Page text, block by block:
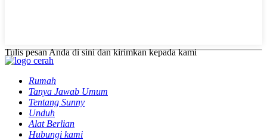
Tulis pesan Anda di sini dan kirimkan kepada kami
Rumah
Tanya Jawab Umum
Tentang Sunny
Unduh
Alat Berlian
Hubungi kami